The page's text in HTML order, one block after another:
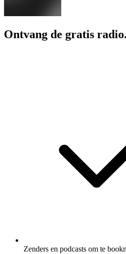
Ontvang de gratis
Zenders en podcasts om te